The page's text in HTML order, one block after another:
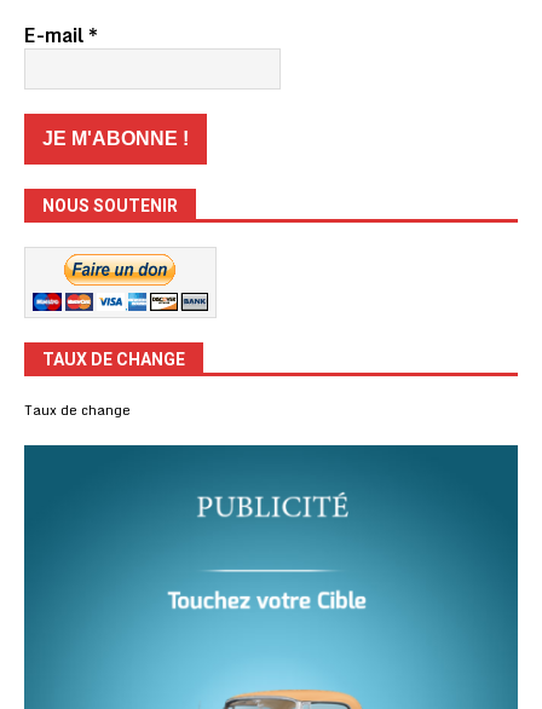
E-mail*
NOUS SOUTENIR
TAUX DE CHANGE
Taux de change